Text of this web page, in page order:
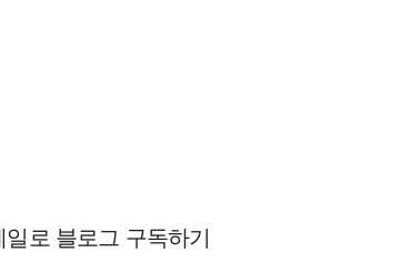
일로 블로그 구독하기